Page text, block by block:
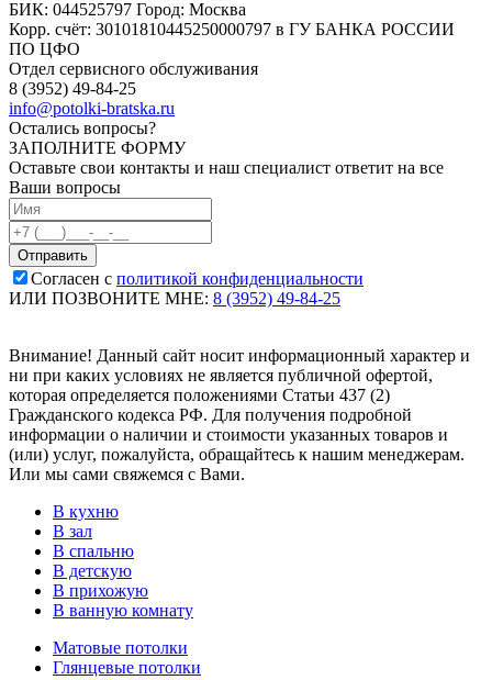
БИК: 044525797 Город: Москва
Корр. счёт: 30101810445250000797 в ГУ БАНКА РОССИИ
ПО ЦФО
Отдел сервисного обслуживания
8 (3952) 49-84-25
info@potolki-bratska.ru
Остались вопросы?
ЗАПОЛНИТЕ ФОРМУ
Оставьте свои контакты и наш специалист ответит на все
Ваши вопросы
Согласен с политикой конфиденциальности
ИЛИ ПОЗВОНИТЕ МНЕ: 8 (3952) 49-84-25
Внимание! Данный сайт носит информационный характер и
ни при каких условиях не является публичной офертой,
которая определяется положениями Статьи 437 (2)
Гражданского кодекса РФ. Для получения подробной
информации о наличии и стоимости указанных товаров и
(или) услуг, пожалуйста, обращайтесь к нашим менеджерам.
Или мы сами свяжемся с Вами.
В кухню
В зал
В спальню
В детскую
В прихожую
В ванную комнату
Матовые потолки
Глянцевые потолки